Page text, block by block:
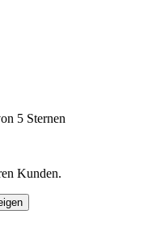
5 Sternen
Kunden.